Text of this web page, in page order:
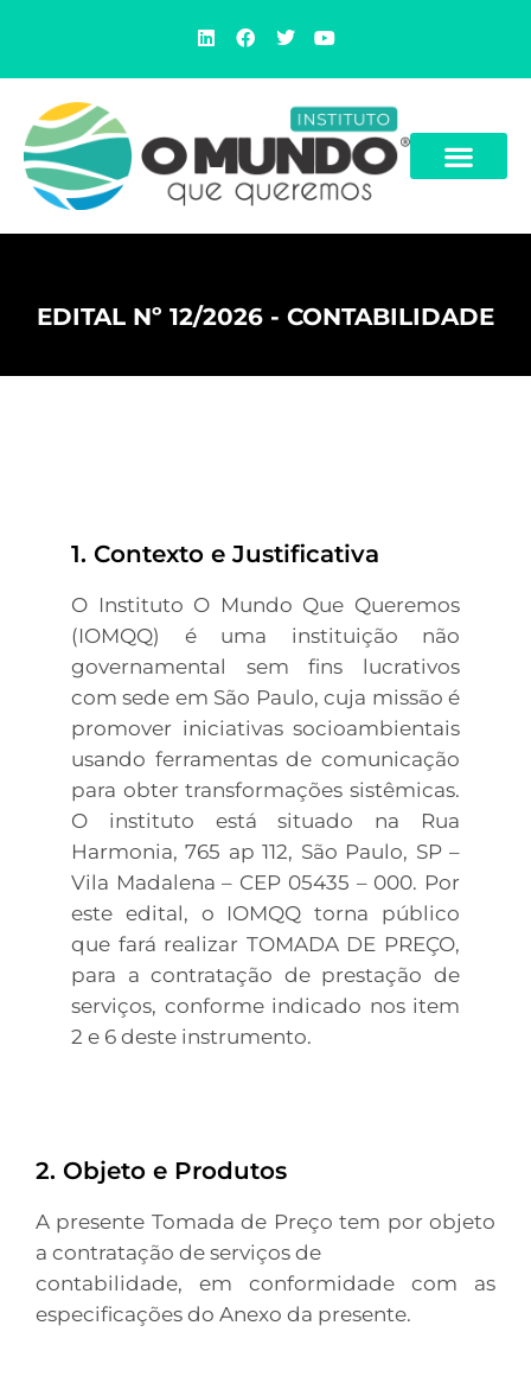
EDITAL Nº 12/2026 - CONTABILIDADE
1. Contexto e Justificativa
O Instituto O Mundo Que Queremos
(IOMQQ) é uma instituição não
governamental sem fins lucrativos
com sede em São Paulo, cuja missão é
promover iniciativas socioambientais
usando ferramentas de comunicação
para obter transformações sistêmicas.
O instituto está situado na Rua
Harmonia, 765 ap 112, São Paulo, SP –
Vila Madalena – CEP 05435 – 000. Por
este edital, o IOMQQ torna público
que fará realizar TOMADA DE PREÇO,
para a contratação de prestação de
serviços, conforme indicado nos item
2 e 6 deste instrumento.
2. Objeto e Produtos
A presente Tomada de Preço tem por objeto
a contratação de serviços de
contabilidade, em conformidade com as
especificações do Anexo da presente.